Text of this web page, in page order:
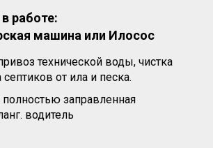
работе:
машина или Илосос
технической воды, чистка
от ила и песка.
заправленная
водитель